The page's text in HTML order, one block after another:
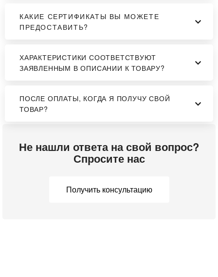
КАКИЕ СЕРТИФИКАТЫ ВЫ МОЖЕТЕ
ПРЕДОСТАВИТЬ?
ХАРАКТЕРИСТИКИ СООТВЕТСТВУЮТ
ЗАЯВЛЕННЫМ В ОПИСАНИИ К ТОВАРУ?
ПОСЛЕ ОПЛАТЫ, КОГДА Я ПОЛУЧУ СВОЙ
ТОВАР?
Не нашли ответа на свой вопрос?
Спросите нас
Получить консультацию